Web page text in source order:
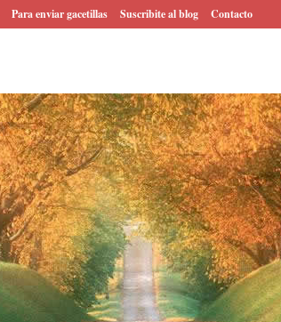
Para enviar gacetillas Suscribite al blog Contacto